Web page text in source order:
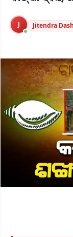
J Jitendra Dash